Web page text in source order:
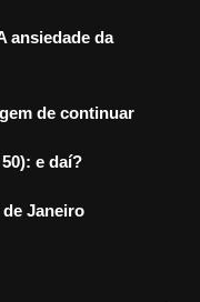
ansiedade da
de continuar
e daí?
Janeiro